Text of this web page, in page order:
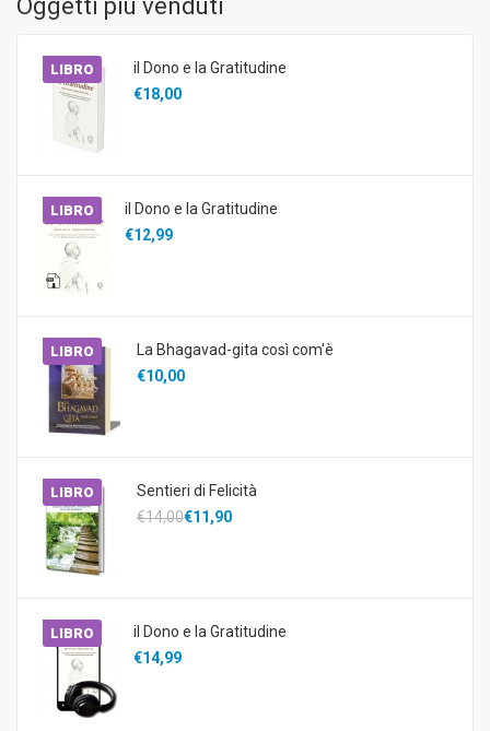
Oggetti più venduti
LIBRO
il Dono e la Gratitudine
€18,00
LIBRO
il Dono e la Gratitudine
€12,99
LIBRO
La Bhagavad-gita così com'è
€10,00
LIBRO
Sentieri di Felicità
€14,00€11,90
LIBRO
il Dono e la Gratitudine
€14,99